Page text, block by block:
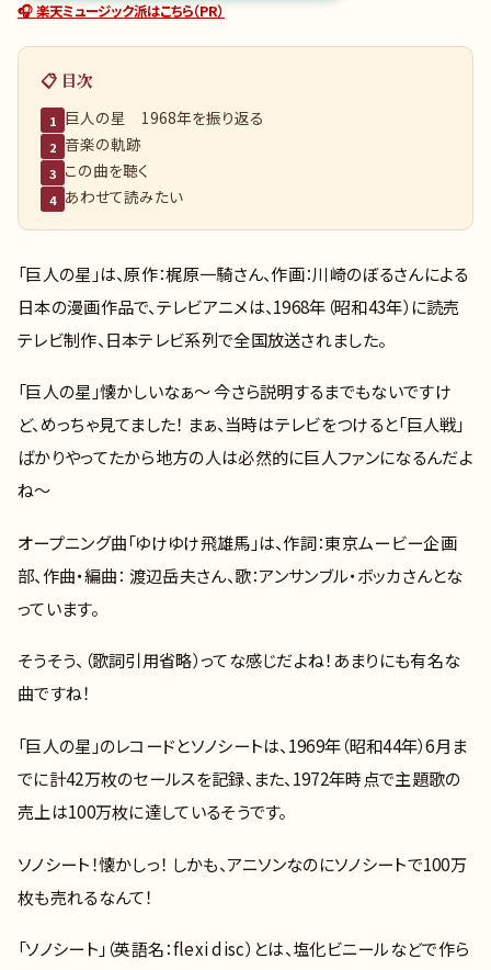
🎧 楽天ミュージック派はこちら（PR）
📋 目次
1 巨人の星 1968年を振り返る
2 音楽の軌跡
3 この曲を聴く
4 あわせて読みたい
「巨人の星」は、原作：梶原一騎さん、作画：川崎のぼるさんによる
日本の漫画作品で、テレビアニメは、1968年（昭和43年）に読売
テレビ制作、日本テレビ系列で全国放送されました。
「巨人の星」懐かしいなぁ～ 今さら説明するまでもないですけ
ど、めっちゃ見てました！ まぁ、当時はテレビをつけると「巨人戦」
ばかりやってたから地方の人は必然的に巨人ファンになるんだよ
ね～
オープニング曲「ゆけゆけ飛雄馬」は、作詞：東京ムービー企画
部、作曲・編曲： 渡辺岳夫さん、歌：アンサンブル・ボッカさんとな
っています。
そうそう、（歌詞引用省略）ってな感じだよね！あまりにも有名な
曲ですね！
「巨人の星」のレコードとソノシートは、1969年（昭和44年）6月ま
でに計42万枚のセールスを記録、また、1972年時点で主題歌の
売上は100万枚に達しているそうです。
ソノシート！懐かしっ！ しかも、アニソンなのにソノシートで100万
枚も売れるなんて！
「ソノシート」（英語名：flexi disc）とは、塩化ビニールなどで作ら